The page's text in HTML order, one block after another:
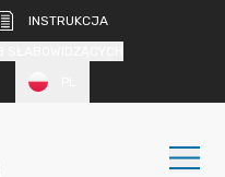
INSTRUKCJA